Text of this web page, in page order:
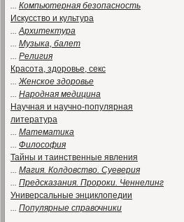
... Компьютерная безопасность
Искусство и культура
...Архитектура
... Музыка, балет
... Религия
Красота, здоровье, секс
...Женское здоровье
... Народная медицина
Научная и научно-популярная
литература
... Математика
... Философия
Тайны и таинственные явления
... Магия. Колдовство. Суеверия
... Предсказания. Пророки. Ченнелинг
Универсальные энциклопедии
... Популярные справочники